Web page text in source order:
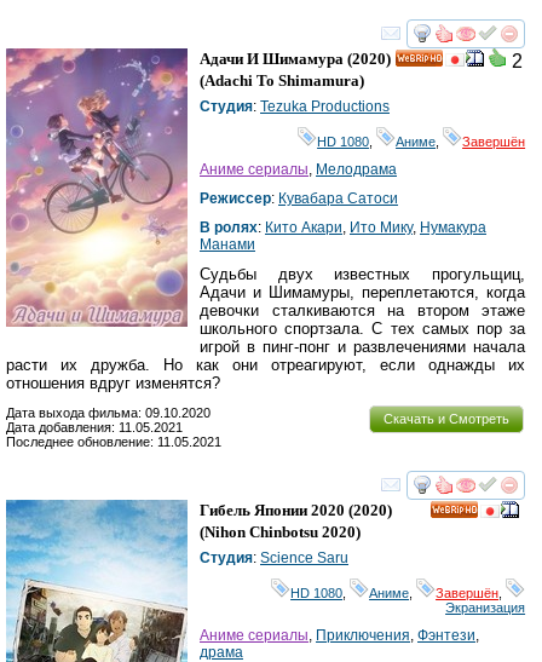
смотреть
2
Адачи И Шимамура (2020)
(Adachi To Shimamura)
Студия: Tezuka Productions
HD 1080 Аниме Завершён
Аниме сериалы, Мелодрама
Режиссер: Кувабара Сатоси
В ролях: Кито Акари, Ито Мику, Нумакура
Манами
Судьбы двух известных прогульщиц,
Адачи и Шимамуры, переплетаются, когда
девочки сталкиваются на втором этаже
школьного спортзала. С тех самых пор за
игрой в пинг-понг и развлечениями начала
расти их дружба. Но как они отреагируют, если однажды их
отношения вдруг изменятся?
Скачать и Смотреть
Дата выхода фильма: 09.10.2020
Дата добавления: 11.05.2021
Последнее обновление: 11.05.2021
смотреть
Гибель Японии 2020 (2020)
(Nihon Chinbotsu 2020)
Студия: Science Saru
HD 1080 Аниме Завершён
Экранизация
Аниме сериалы, Приключения, Фэнтези,
драма